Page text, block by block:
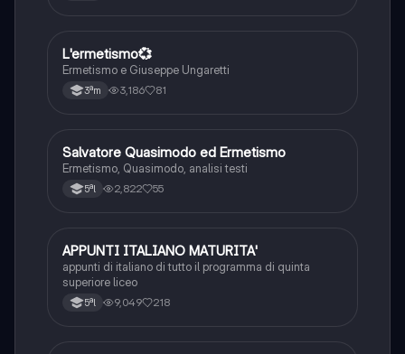
Italiano
L'ermetismo💞
Ermetismo e Giuseppe Ungaretti
3ªm 3,186 81
Italiano
Salvatore Quasimodo ed Ermetismo
Ermetismo, Quasimodo, analisi testi
5ªl 2,822 55
Italiano
APPUNTI ITALIANO MATURITA'
appunti di italiano di tutto il programma di quinta
superiore liceo
5ªl 9,049 218